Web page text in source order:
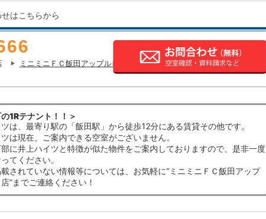
はこちらから
ミニミニＦＣ飯田アップルロード店の店舗情報
1Rテナント！！＞
は、最寄り駅の「飯田駅」から徒歩12分にある賃貸その他です。
は現在、ご案内できる空室がございません。
に井上ハイツと特徴が似た物件をご案内しておりますので、是非一度
てください。
されていない情報等については、お気軽に”ミニミニＦＣ飯田アップ
”までご連絡ください！